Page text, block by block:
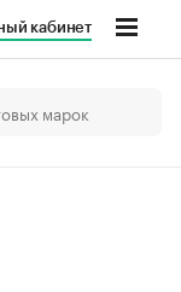
кабинет